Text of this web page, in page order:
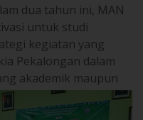
kegiatan yang
Pekalongan dalam
akademik maupun